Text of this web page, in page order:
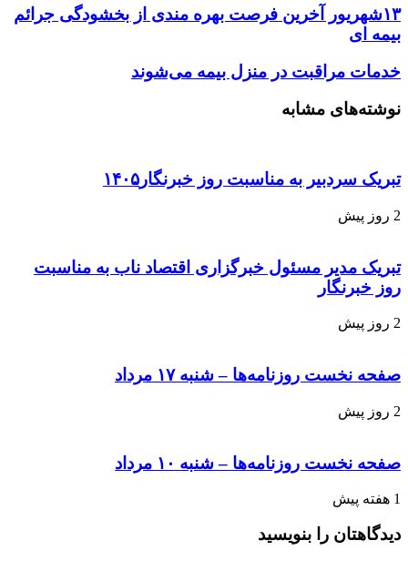
۱۳شهریور آخرین فرصت بهره مندی از بخشودگی جرائم
بیمه ای
خدمات مراقبت در منزل بیمه می‌شوند
نوشته‌های مشابه
تبریک سردبیر به مناسبت روز خبرنگار۱۴۰۵
2 روز پیش
تبریک مدیر مسئول خبرگزاری اقتصاد ناب به مناسبت
روز خبرنگار
2 روز پیش
صفحه نخست روزنامه‌ها – شنبه ۱۷ مرداد
2 روز پیش
صفحه نخست روزنامه‌ها – شنبه ۱۰ مرداد
1 هفته پیش
دیدگاهتان را بنویسید